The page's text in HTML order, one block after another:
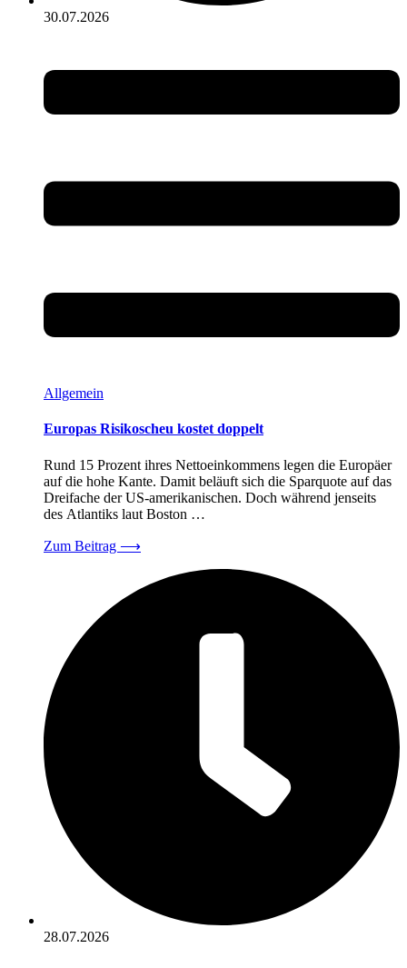
30.07.2026
Allgemein
Europas Risikoscheu kostet doppelt
Rund 15 Prozent ihres Nettoeinkommens legen die Europäer
auf die hohe Kante. Damit beläuft sich die Sparquote auf das
Dreifache der US-amerikanischen. Doch während jenseits
des Atlantiks laut Boston …
Zum Beitrag ⟶
28.07.2026